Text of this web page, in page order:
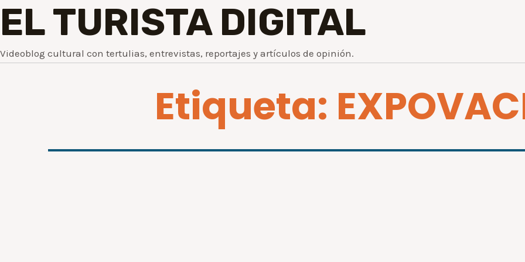
EL TURISTA DIGITAL
Videoblog cultural con tertulias, entrevistas, reportajes y artículos de opinión.
Etiqueta: